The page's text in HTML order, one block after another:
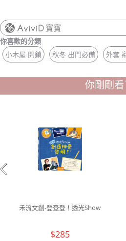
寶寶
你喜歡的分類
小木屋 開鎖
秋冬 出門必備 外套
你剛剛看
禾流文創-登登登！透光Show
$285